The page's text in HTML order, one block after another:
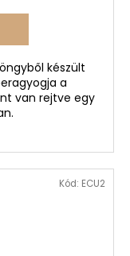
készült
a
van rejtve egy
Kód: ECU2